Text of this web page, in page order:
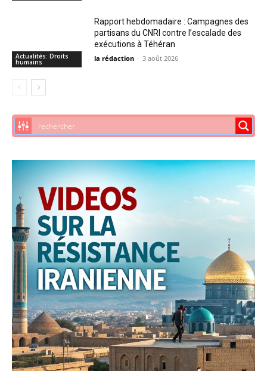
Actualités: Droits
humains
Rapport hebdomadaire : Campagnes des
partisans du CNRI contre l’escalade des
exécutions à Téhéran
la rédaction - 3 août 2026